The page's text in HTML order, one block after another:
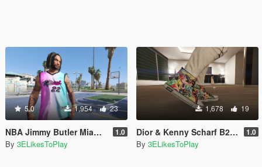
5.0 1,954 23
NBA Jimmy Butler Miami Heat Jersey For MP Male 1.0
By 3ELikesToPlay
1,678 19
Dior & Kenny Scharf B23 For MP Male 1.0
By 3ELikesToPlay